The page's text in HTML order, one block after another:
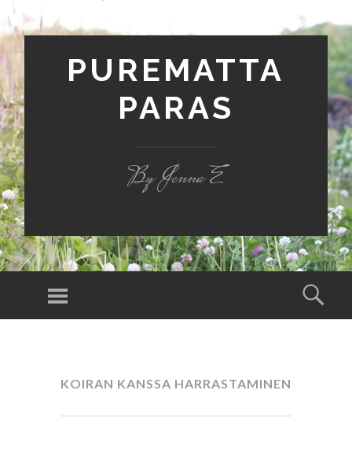
PUREMATTA
PARAS
By Jenna E
Valikko
KOIRAN KANSSA HARRASTAMINEN